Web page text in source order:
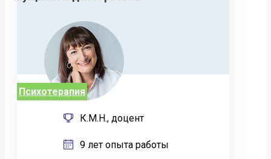
Психотерапия
К.М.Н., доцент
9 лет опыта работы